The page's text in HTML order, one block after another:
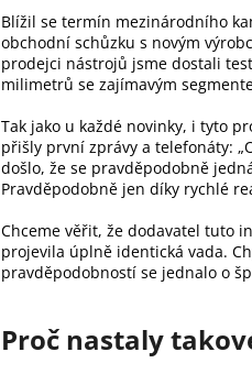
Blížil se termín mezinárodního
obchodní schůzku s novým
prodejci nástrojů jsme dostali
milimetrů se zajímavým
Tak jako u každé novinky, i tyto
přišly první zprávy a telefonáty:
došlo, že se pravděpodobně
Pravděpodobně jen díky rychlé
Chceme věřit, že dodavatel tuto
projevila úplně identická vada.
pravděpodobností se jednalo o
Proč nastaly